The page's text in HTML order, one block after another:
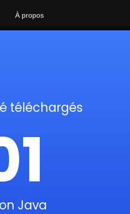
À propos
téléchargés
Java